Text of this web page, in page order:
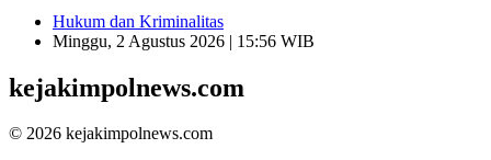
Hukum dan Kriminalitas
Minggu, 2 Agustus 2026 | 15:56 WIB
kejakimpolnews.com
© 2026 kejakimpolnews.com